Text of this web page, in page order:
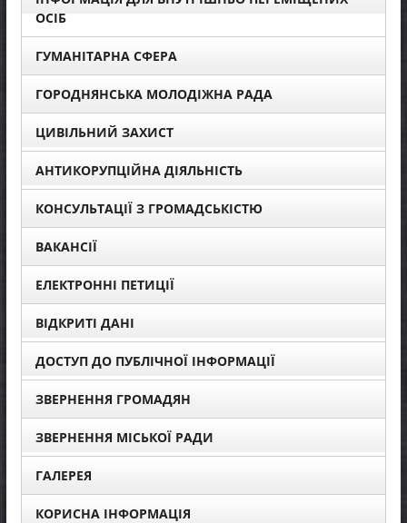
ОСІБ
ГУМАНІТАРНА СФЕРА
ГОРОДНЯНСЬКА МОЛОДІЖНА РАДА
ЦИВІЛЬНИЙ ЗАХИСТ
АНТИКОРУПЦІЙНА ДІЯЛЬНІСТЬ
КОНСУЛЬТАЦІЇ З ГРОМАДСЬКІСТЮ
ВАКАНСІЇ
ЕЛЕКТРОННІ ПЕТИЦІЇ
ВІДКРИТІ ДАНІ
ДОСТУП ДО ПУБЛІЧНОЇ ІНФОРМАЦІЇ
ЗВЕРНЕННЯ ГРОМАДЯН
ЗВЕРНЕННЯ МІСЬКОЇ РАДИ
ГАЛЕРЕЯ
КОРИСНА ІНФОРМАЦІЯ